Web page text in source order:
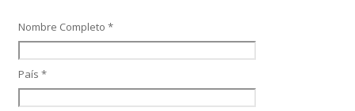
Nombre Completo *
País *